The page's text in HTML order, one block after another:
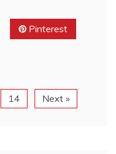
Pinterest
14 Next »